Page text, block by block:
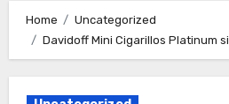
Home
Uncategorized
Davidoff Mini Cigarillos Platinum